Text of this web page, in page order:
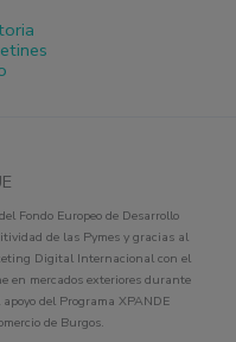
Fondo Europeo de Desarrollo
de las Pymes y gracias al
Digital Internacional con el
en mercados exteriores durante
del Programa XPANDE
de Burgos.